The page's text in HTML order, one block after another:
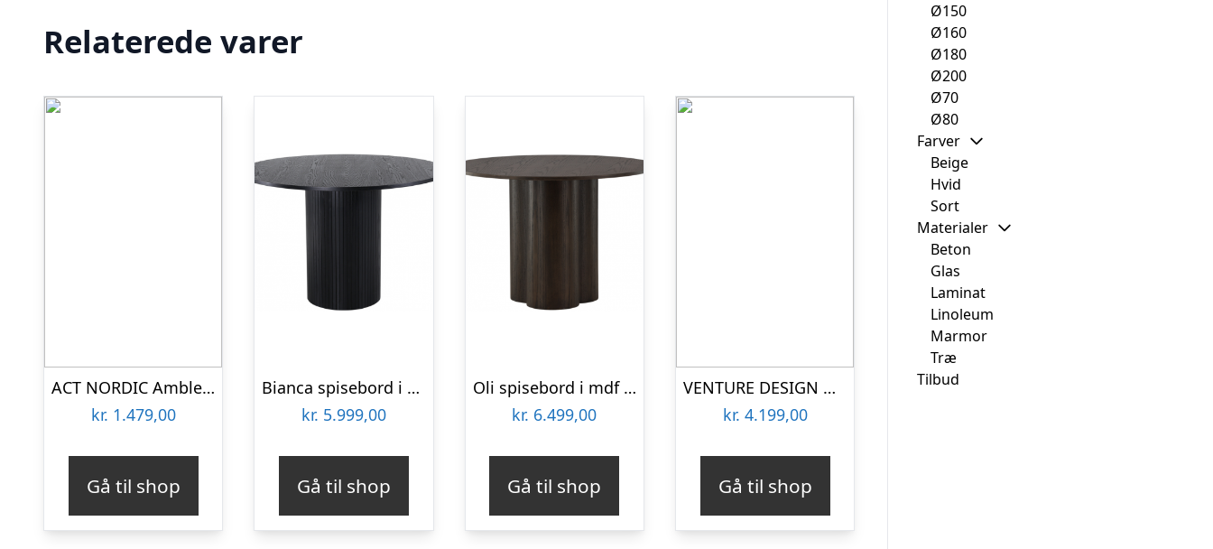
Relaterede varer
ACT NORDIC Amble rund spisebord – brun melamin og sort metal (Ø110)
kr. 1.479,00
Gå til shop
Bianca spisebord i mdf og finér H75 x Ø110 cm – Sort
kr. 5.999,00
Gå til shop
Oli spisebord i mdf og finér H75 x Ø110 cm – Mokka
kr. 6.499,00
Gå til shop
VENTURE DESIGN Marbs spisebord, ottekantet – sort marmormønstret papirlaminat (Ø110)
kr. 4.199,00
Gå til shop
Ø150
Ø160
Ø180
Ø200
Ø70
Ø80
Farver
Beige
Hvid
Sort
Materialer
Beton
Glas
Laminat
Linoleum
Marmor
Træ
Tilbud